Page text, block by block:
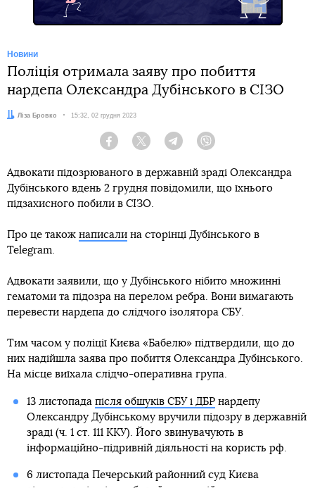
Новини
Поліція отримала заяву про побиття
нардепа Олександра Дубінського в СІЗО
Автор:
Ліза Бровко Дата:
15:32, 02 грудня 2023
Facebook Twitter Telegram
Адвокати підозрюваного в державній зраді Олександра
Дубінського вдень 2 грудня повідомили, що їхнього
підзахисного побили в СІЗО.
Про це також написали на сторінці Дубінського в
Telegram.
Адвокати заявили, що у Дубінського нібито множинні
гематоми та підозра на перелом ребра. Вони вимагають
перевести нардепа до слідчого ізолятора СБУ.
Тим часом у поліції Києва «Бабелю» підтвердили, що до
них надійшла заява про побиття Олександра Дубінського.
На місце виїхала слідчо-оперативна група.
13 листопада після обшуків СБУ і ДБРнардепу
Олександру Дубінському вручили підозру в державній
зраді (ч. 1 ст. 111 ККУ). Його звинувачують в
інформаційно-підривній діяльності на користь рф.
6 листопада Печерський районний суд Києва